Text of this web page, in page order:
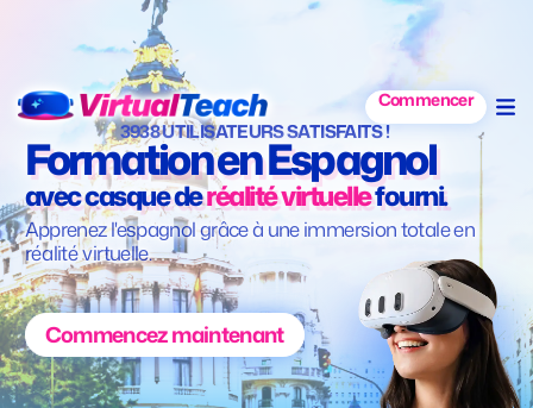
Commencer
3938 UTILISATEURS SATISFAITS !
Formation en Espagnol
avec casque deréalité virtuellefourni.
Apprenez l'espagnol grâce à une immersion totale en
réalité virtuelle.
Commencez maintenant